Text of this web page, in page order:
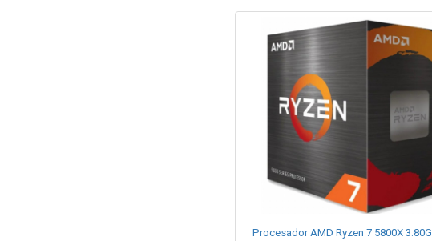
Procesador AMD Ryzen 7 5800X